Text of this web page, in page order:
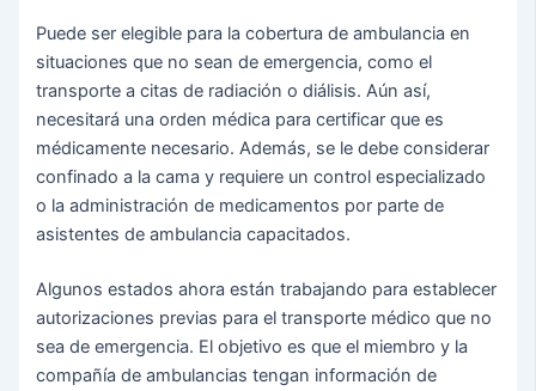
Puede ser elegible para la cobertura de ambulancia en
situaciones que no sean de emergencia, como el
transporte a citas de radiación o diálisis. Aún así,
necesitará una orden médica para certificar que es
médicamente necesario. Además, se le debe considerar
confinado a la cama y requiere un control especializado
o la administración de medicamentos por parte de
asistentes de ambulancia capacitados.
Algunos estados ahora están trabajando para establecer
autorizaciones previas para el transporte médico que no
sea de emergencia. El objetivo es que el miembro y la
compañía de ambulancias tengan información de